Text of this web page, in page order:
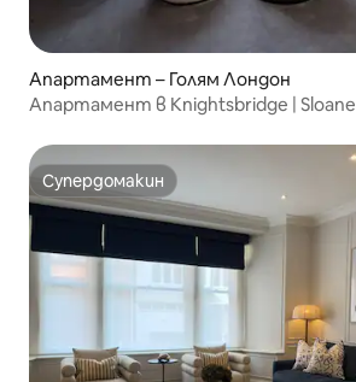
Апартамент – Голям Лондон
Апартамент в Knightsbridge |
Супердомакин
Супердомакин